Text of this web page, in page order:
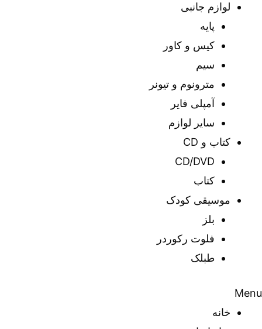
لوازم جانبی
پایه
کیس و کاور
سیم
مترونوم و تیونر
آمپلی فایر
سایر لوازم
کتاب و CD
CD/DVD
کتاب
موسیقی کودک
بلز
فلوت رکوردر
طبلک
Menu
خانه